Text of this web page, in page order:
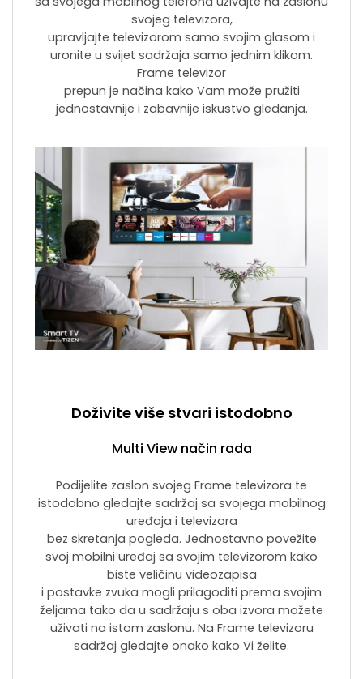
svojeg televizora,
upravljajte televizorom samo svojim glasom i
uronite u svijet sadržaja samo jednim klikom.
Frame televizor
prepun je načina kako Vam može pružiti
jednostavnije i zabavnije iskustvo gledanja.
Doživite više stvari istodobno
Multi View način rada
Podijelite zaslon svojeg Frame televizora te
istodobno gledajte sadržaj sa svojega mobilnog
uređaja i televizora
bez skretanja pogleda. Jednostavno povežite
svoj mobilni uređaj sa svojim televizorom kako
biste veličinu videozapisa
i postavke zvuka mogli prilagoditi prema svojim
željama tako da u sadržaju s oba izvora možete
uživati na istom zaslonu. Na Frame televizoru
sadržaj gledajte onako kako Vi želite.